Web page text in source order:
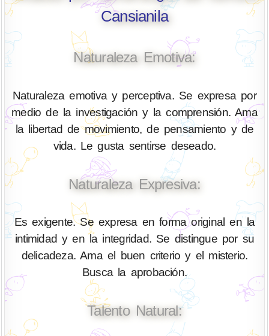
Cansianila
Naturaleza Emotiva:
Naturaleza emotiva y perceptiva. Se expresa por
medio de la investigación y la comprensión. Ama
la libertad de movimiento, de pensamiento y de
vida. Le gusta sentirse deseado.
Naturaleza Expresiva:
Es exigente. Se expresa en forma original en la
intimidad y en la integridad. Se distingue por su
delicadeza. Ama el buen criterio y el misterio.
Busca la aprobación.
Talento Natural: